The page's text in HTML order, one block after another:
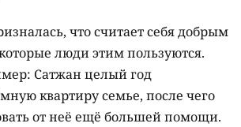
что считает себя добрым
люди этим пользуются.
Сатжан целый год
квартиру семье, после чего
от неё ещё большей помощи.